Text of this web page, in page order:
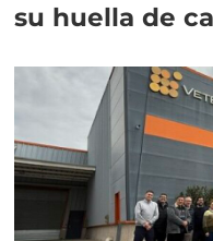
su huella de